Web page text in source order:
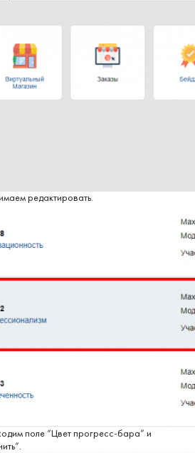
редактировать.
поле “Цвет прогресс-бара” и